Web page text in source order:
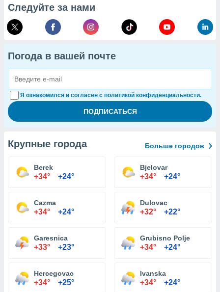
Следуйте за нами
Погода в вашей почте
Я ознакомился и согласен с политикой конфиденциальности.
Крупные города Больше городов
Berek
+34° +24°
Bjelovar
+34° +24°
Cazma
+34° +24°
Dulovac
+32° +22°
Garesnica
+33° +23°
Grubisno Polje
+34° +24°
Hercegovac
+34° +25°
Ivanska
+34° +24°